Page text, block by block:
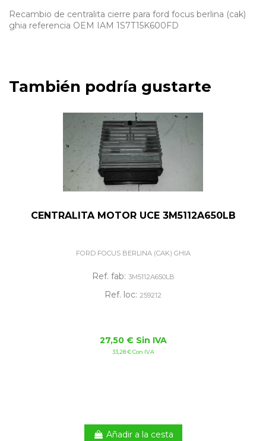
Recambio de centralita cierre para ford focus berlina (cak)
ghia referencia OEM IAM 1S7T15K600FD
También podría gustarte
CENTRALITA MOTOR UCE 3M5112A650LB
FORD FOCUS BERLINA (CAK) GHIA
Ref. fab: 3M5112A650LB
Ref. loc: 259212
27,50 € Sin IVA
33,28 € Con IVA
Añadir a la cesta